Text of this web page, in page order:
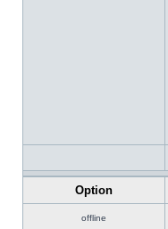
Option
offline